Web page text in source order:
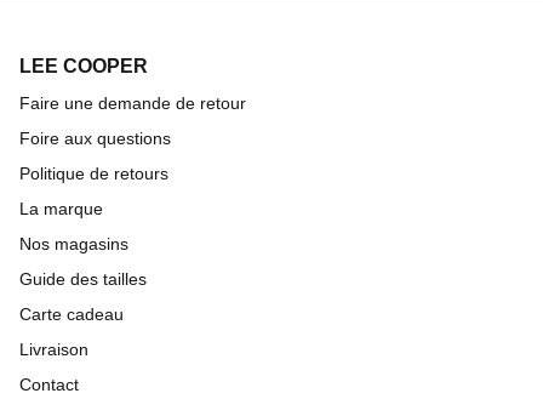
LEE COOPER
Faire une demande de retour
Foire aux questions
Politique de retours
La marque
Nos magasins
Guide des tailles
Carte cadeau
Livraison
Contact